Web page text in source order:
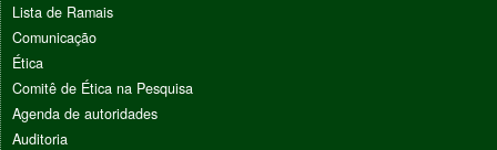
Lista de Ramais
Comunicação
Ética
Comitê de Ética na Pesquisa
Agenda de autoridades
Auditoria